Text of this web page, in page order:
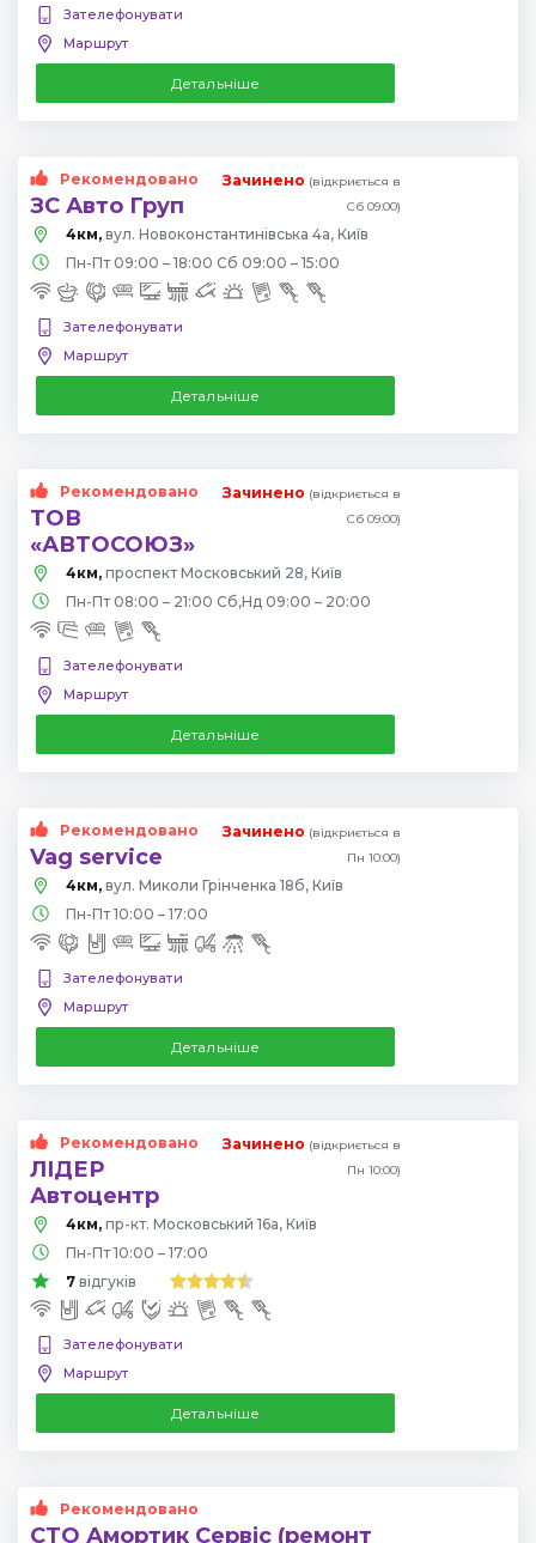
Зателефонувати
Маршрут
Детальніше
Рекомендовано
ЗС Авто Груп
Зачинено (відкриється в
Сб 09:00)
4км, вул. Новоконстантинівська 4а, Київ
Пн-Пт 09:00 – 18:00 Сб 09:00 – 15:00
Зателефонувати
Маршрут
Детальніше
Рекомендовано
ТОВ
«АВТОСОЮЗ»
Зачинено (відкриється в
Сб 09:00)
4км, проспект Московський 28, Київ
Пн-Пт 08:00 – 21:00 Сб,Нд 09:00 – 20:00
Зателефонувати
Маршрут
Детальніше
Рекомендовано
Vag service
Зачинено (відкриється в
Пн 10:00)
4км, вул. Миколи Грінченка 18б, Київ
Пн-Пт 10:00 – 17:00
Зателефонувати
Маршрут
Детальніше
Рекомендовано
ЛІДЕР
Автоцентр
Зачинено (відкриється в
Пн 10:00)
4км, пр-кт. Московський 16а, Київ
Пн-Пт 10:00 – 17:00
7 відгуків
Зателефонувати
Маршрут
Детальніше
Рекомендовано
СТО Амортик Сервіс (ремонт